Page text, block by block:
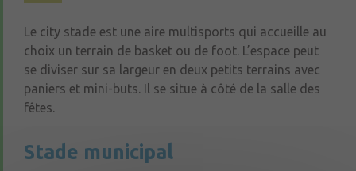
Le city stade est une aire multisports qui accueille au
choix un terrain de basket ou de foot. L’espace peut
se diviser sur sa largeur en deux petits terrains avec
paniers et mini-buts. Il se situe à côté de la salle des
fêtes.
Stade municipal